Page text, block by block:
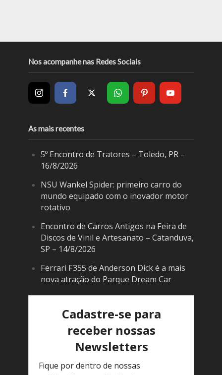
Nos acompanhe nas Redes Sociais
As mais recentes
5º Encontro de Tratores – Toledo, PR –
16/8/2026
NSU Wankel Spider: primeiro carro do
mundo equipado com o inovador motor
rotativo
Encontro de Carros Antigos na Feira de
Discos de Vinil e Artesanato – Catanduva,
SP – 14/8/2026
Ferrari F355 de Anderson Dick é a mais
nova atração do Parque Dream Car